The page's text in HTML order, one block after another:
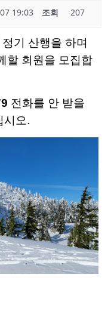
19:03 조회 207
기 산행을 하며
할 회원을 모집합
전화를 안 받을
시오.